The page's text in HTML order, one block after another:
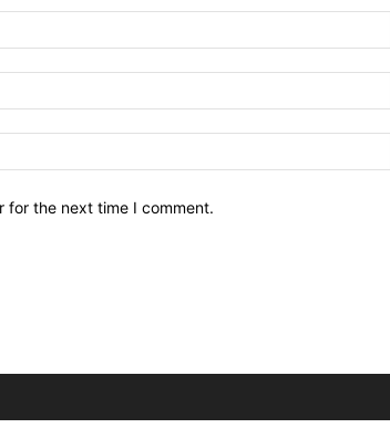
for the next time I comment.